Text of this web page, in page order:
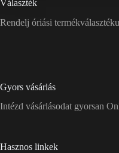
Választék
Rendelj óriási
Gyors vásárlás
Intézd vásárlásodat gyorsan
Hasznos linkek